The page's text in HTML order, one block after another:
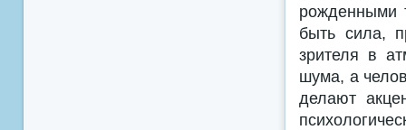
рожденными
быть сила,
зрителя в
шума, а
делают